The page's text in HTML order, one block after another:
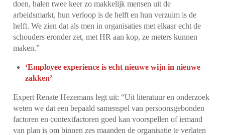
doen, halen twee keer zo makkelijk mensen uit de
arbeidsmarkt, hun verloop is de helft en hun verzuim is de
helft. We zien dat als men in organisaties met elkaar echt de
schouders eronder zet, met HR aan kop, ze meters kunnen
maken.”
‘Employee experience is echt nieuwe wijn in nieuwe
zakken’
Expert Renate Hezemans legt uit: “Uit literatuur en onderzoek
weten we dat een bepaald samenspel van persoonsgebonden
factoren en contextfactoren goed kan voorspellen of iemand
van plan is om binnen zes maanden de organisatie te verlaten